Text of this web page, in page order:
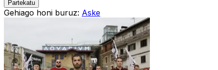
Partekatu
Gehiago honi buruz: Aske